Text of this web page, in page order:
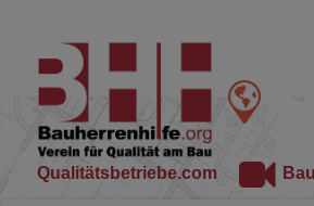
Qualitätsbetriebe.com